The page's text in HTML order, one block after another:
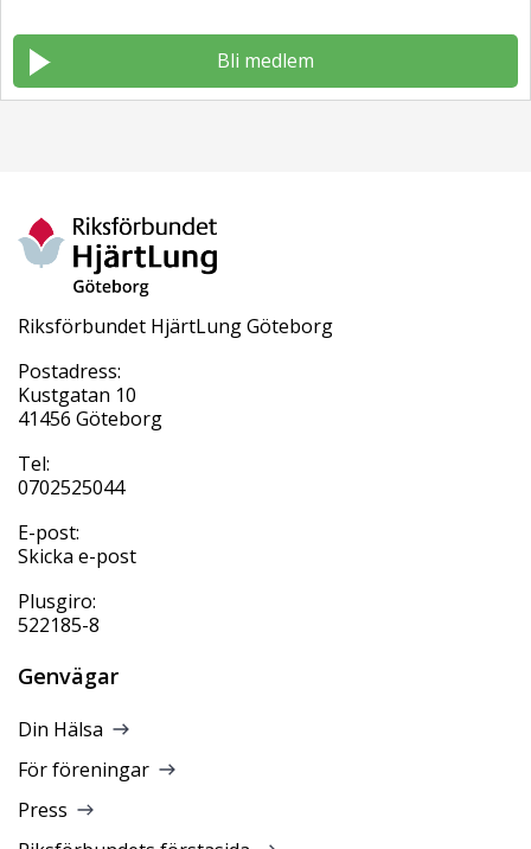
Bli medlem
Riksförbundet HjärtLung Göteborg
Postadress:
Kustgatan 10
41456 Göteborg
Tel:
0702525044
E-post:
Skicka e-post
Plusgiro:
522185-8
Genvägar
Din Hälsa
För föreningar
Press